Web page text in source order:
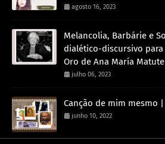
agosto 16, 2023
Melancolia, Barbárie e
dialético-discursivo
Oro de Ana María Matute
julho 06, 2023
Canção de mim mesmo
junho 10, 2022